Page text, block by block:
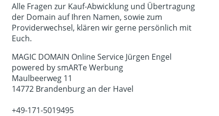
Alle Fragen zur Kauf-Abwicklung und Übertragung
der Domain auf Ihren Namen, sowie zum
Providerwechsel, klären wir gerne persönlich mit
Euch.
MAGIC DOMAIN Online Service Jürgen Engel
powered by smARTe Werbung
Maulbeerweg 11
14772 Brandenburg an der Havel
+49-171-5019495